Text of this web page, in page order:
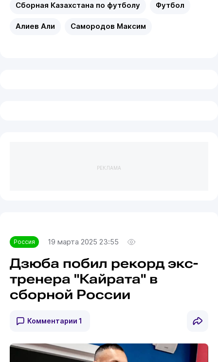
Сборная Казахстана по футболу Футбол
Алиев Али Самородов Максим
РЕКЛАМА
Россия 19 марта 2025 23:55
Дзюба побил рекорд экс-
тренера "Кайрата" в
сборной России
Комментарии 1